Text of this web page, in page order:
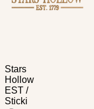
Stars
Hollow
EST /
Sticki